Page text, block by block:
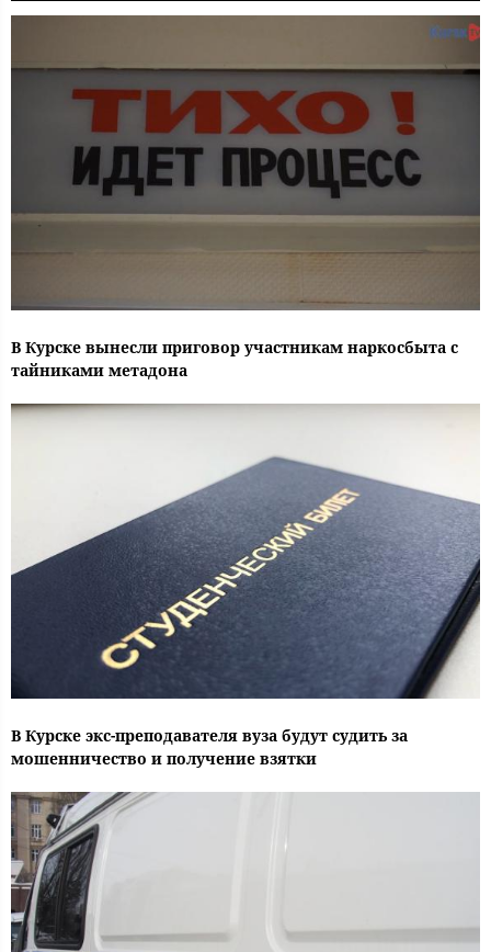
В Курске вынесли приговор участникам наркосбыта с
тайниками метадона
В Курске экс-преподавателя вуза будут судить за
мошенничество и получение взятки